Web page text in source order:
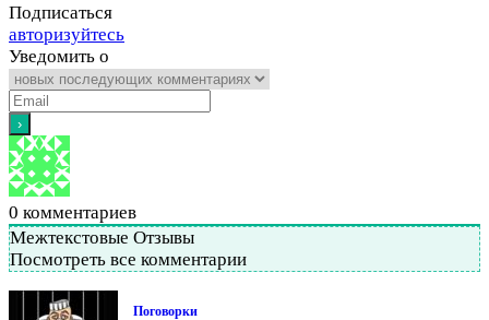
Подписаться
авторизуйтесь
Уведомить о
0 комментариев
Межтекстовые Отзывы
Посмотреть все комментарии
Поговорки